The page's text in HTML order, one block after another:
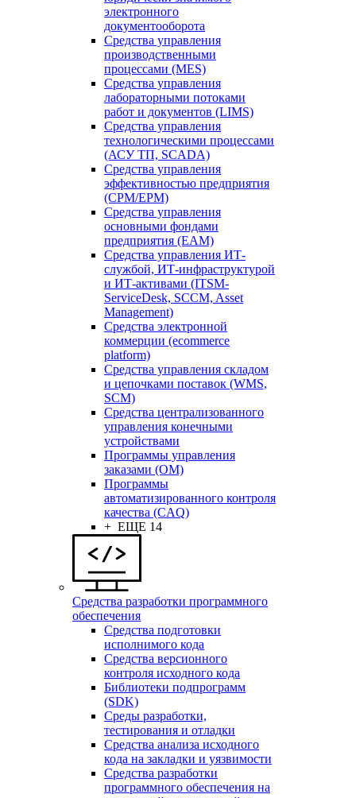
электронного
документооборота
Средства управления
производственными
процессами (MES)
Средства управления
лабораторными потоками
работ и документов (LIMS)
Средства управления
технологическими процессами
(АСУ ТП, SCADA)
Средства управления
эффективностью предприятия
(CPM/EPM)
Средства управления
основными фондами
предприятия (EAM)
Средства управления ИТ-
службой, ИТ-инфраструктурой
и ИТ-активами (ITSM-
ServiceDesk, SCCM, Asset
Management)
Средства электронной
коммерции (ecommerce
platform)
Средства управления складом
и цепочками поставок (WMS,
SCM)
Средства централизованного
управления конечными
устройствами
Программы управления
заказами (OM)
Программы
автоматизированного контроля
качества (CAQ)
+ ЕЩЕ 14
Средства разработки программного
обеспечения
Средства подготовки
исполнимого кода
Средства версионного
контроля исходного кода
Библиотеки подпрограмм
(SDK)
Среды разработки,
тестирования и отладки
Средства анализа исходного
кода на закладки и уязвимости
Средства разработки
программного обеспечения на